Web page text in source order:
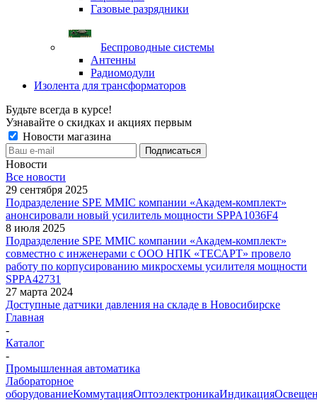
Газовые разрядники
Беспроводные системы
Антенны
Радиомодули
Изолента для трансформаторов
Будьте всегда в курсе!
Узнавайте о скидках и акциях первым
Новости магазина
Новости
Все новости
29 сентября 2025
Подразделение SPE MMIC компании «Академ-комплект»
анонсировали новый усилитель мощности SPPA1036F4
8 июля 2025
Подразделение SPE MMIC компании «Академ-комплект»
совместно с инженерами с ООО НПК «ТЕСАРТ» провело
работу по корпусированию микросхемы усилителя мощности
SPPA42731
27 марта 2024
Доступные датчики давления на складе в Новосибирске
Главная
-
Каталог
-
Промышленная автоматика
Лабораторное
оборудованиеКоммутацияОптоэлектроникаИндикация